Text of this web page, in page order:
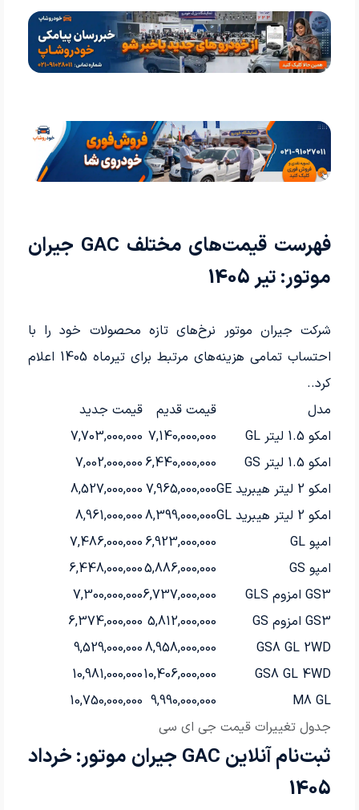
فهرست قیمت‌های مختلف GAC جیران
موتور: تیر 1405
شرکت جیران موتور نرخ‌های تازه محصولات خود را با
احتساب تمامی هزینه‌های مرتبط برای تیرماه 1405 اعلام
کرد..
جدول تغییرات قیمت جی ای سی
مدل قیمت قدیم
قیمت جدید
امکو 1.5 لیتر GL
7,140,000,000
7,703,000,000
امکو 1.5 لیتر GS
6,440,000,000
7,002,000,000
امکو 2 لیتر هیبرید GE
7,965,000,000
8,527,000,000
امکو 2 لیتر هیبرید GL
8,399,000,000
8,961,000,000
امپو GL
6,923,000,000
7,486,000,000
امپو GS
5,886,000,000
6,448,000,000
GS3 امزوم GLS
6,737,000,000
7,300,000,000
GS3 امزوم GS
5,812,000,000
6,374,000,000
GS8 GL 2WD
8,958,000,000
9,529,000,000
GS8 GL 4WD
10,406,000,000
10,981,000,000
M8 GL
9,990,000,000
10,750,000,000
ثبت‌نام آنلاین GAC جیران موتور: خرداد
1405